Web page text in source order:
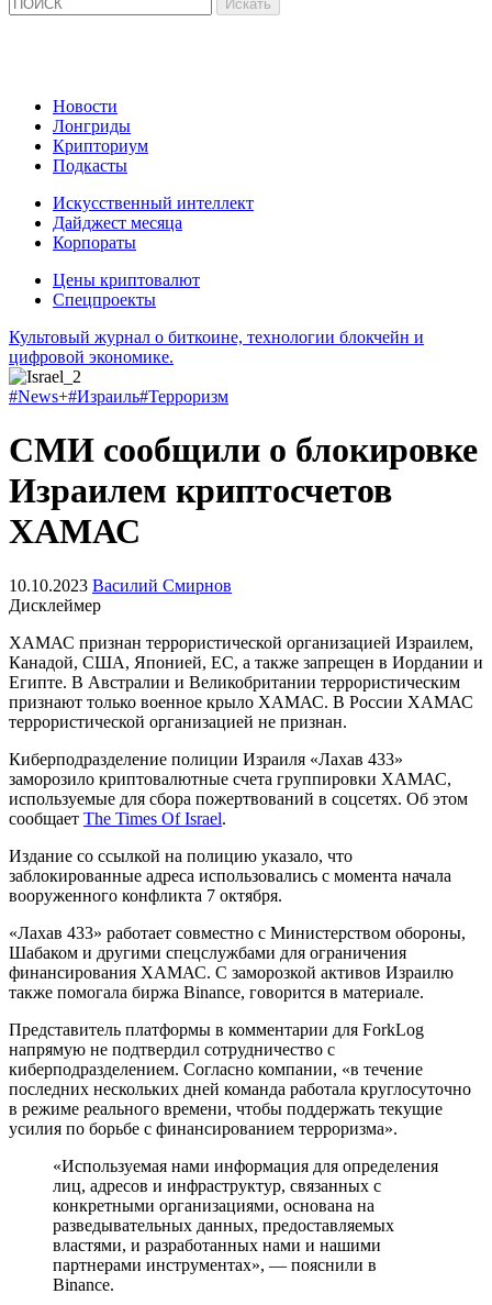
Новости
Лонгриды
Крипториум
Подкасты
Искусственный интеллект
Дайджест месяца
Корпораты
Цены криптовалют
Спецпроекты
Культовый журнал о биткоине, технологии блокчейн и
цифровой экономике.
#News+#Израиль#Терроризм
СМИ сообщили о блокировке
Израилем криптосчетов
ХАМАС
10.10.2023 Василий Смирнов
Дисклеймер
ХАМАС признан террористической организацией Израилем,
Канадой, США, Японией, ЕС, а также запрещен в Иордании и
Египте. В Австралии и Великобритании террористическим
признают только военное крыло ХАМАС. В России ХАМАС
террористической организацией не признан.
Киберподразделение полиции Израиля «Лахав 433»
заморозило криптовалютные счета группировки ХАМАС,
используемые для сбора пожертвований в соцсетях. Об этом
сообщает The Times Of Israel.
Издание со ссылкой на полицию указало, что
заблокированные адреса использовались с момента начала
вооруженного конфликта 7 октября.
«Лахав 433» работает совместно с Министерством обороны,
Шабаком и другими спецслужбами для ограничения
финансирования ХАМАС. С заморозкой активов Израилю
также помогала биржа Binance, говорится в материале.
Представитель платформы в комментарии для ForkLog
напрямую не подтвердил сотрудничество с
киберподразделением. Согласно компании, «в течение
последних нескольких дней команда работала круглосуточно
в режиме реального времени, чтобы поддержать текущие
усилия по борьбе с финансированием терроризма».
«Используемая нами информация для определения
лиц, адресов и инфраструктур, связанных с
конкретными организациями, основана на
разведывательных данных, предоставляемых
властями, и разработанных нами и нашими
партнерами инструментах», — пояснили в
Binance.